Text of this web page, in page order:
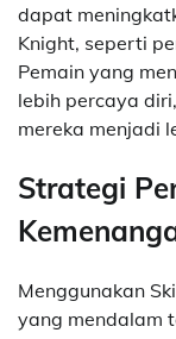
dapat
Knight, seperti
Pemain yang
lebih percaya
mereka menjadi
Strategi
Menggunakan
yang mendalam